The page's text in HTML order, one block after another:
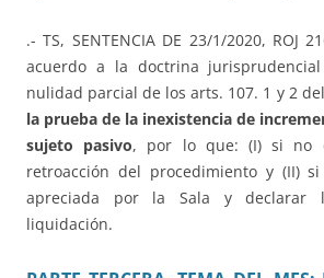
.- TS, SENTENCIA DE 23/1/2020, ROJ
acuerdo a la doctrina
nulidad parcial de los arts. 107. 1 y 2 del
la prueba de la inexistencia de
sujeto pasivo, por lo que: (I) si no
retroacción del procedimiento y (II)
apreciada por la Sala y
liquidación.